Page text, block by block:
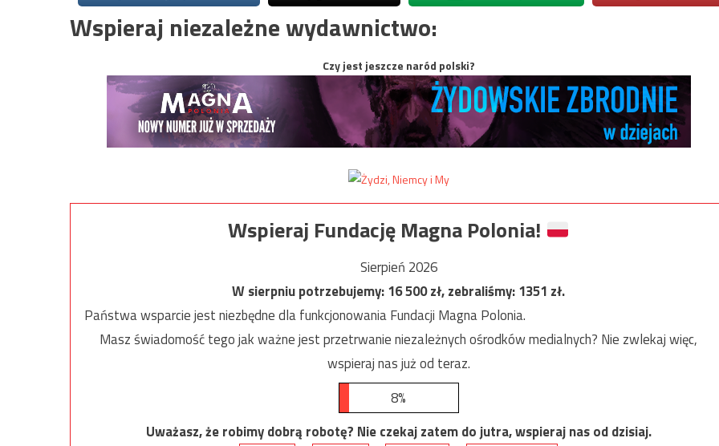
Wspieraj niezależne wydawnictwo:
Czy jest jeszcze naród polski?
Wspieraj Fundację Magna Polonia!
Sierpień 2026
W sierpniu potrzebujemy:16 500zł, zebraliśmy:1351 zł.
Państwa wsparcie jest niezbędne dla funkcjonowania Fundacji Magna Polonia.
Masz świadomość tego jak ważne jest przetrwanie niezależnych ośrodków medialnych? Nie zwlekaj więc,
wspieraj nas już od teraz.
8%
Uważasz, że robimy dobrą robotę? Nie czekaj zatem do jutra, wspieraj nas od dzisiaj.